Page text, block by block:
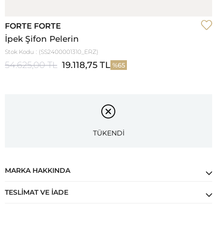
FORTE FORTE
İpek Şifon Pelerin
Stok Kodu (SS2400001310_ERZ)
54.625,00 TL 19.118,75 TL 65
TÜKENDİ
MARKA HAKKINDA
TESLIMAT VE İADE